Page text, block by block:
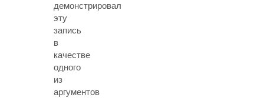
демонстрировал
эту
запись
в
качестве
одного
из
аргументов